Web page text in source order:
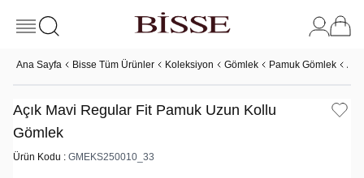
Ana Sayfa Bisse Tüm Ürünler Koleksiyon Gömlek Pamuk Gömlek
Açık Mavi Regular Fit Pamuk Uzun Kollu
Gömlek
Ürün Kodu : GMEKS250010_33